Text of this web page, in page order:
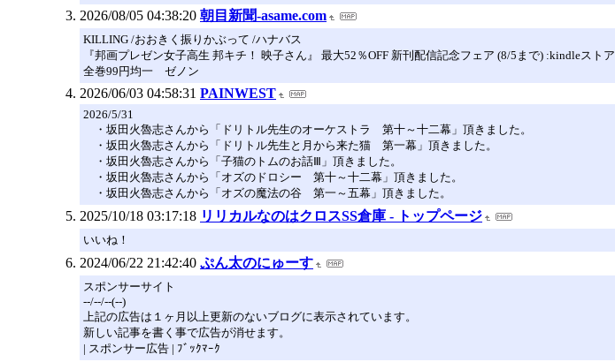
2026/08/05 04:38:20 朝目新聞-asame.com
KILLING /おおきく振りかぶって /ハナバス
『邦画プレゼン女子高生 邦キチ！ 映子さん』 最大52％OFF 新刊配信記念フェア (8/5まで) :kindleストア
全巻99円均一 ゼノン
2026/06/03 04:58:31 PAINWEST
2026/5/31
・坂田火魯志さんから「ドリトル先生のオーケストラ 第十～十二幕」頂きました。
・坂田火魯志さんから「ドリトル先生と月から来た猫 第一幕」頂きました。
・坂田火魯志さんから「子猫のトムのお話Ⅲ」頂きました。
・坂田火魯志さんから「オズのドロシー 第十～十二幕」頂きました。
・坂田火魯志さんから「オズの魔法の谷 第一～五幕」頂きました。
2025/10/18 03:17:18 リリカルなのはクロスSS倉庫 - トップページ
いいね！
2024/06/22 21:42:40 ぷん太のにゅーす
スポンサーサイト
--/--/--(--)
上記の広告は１ヶ月以上更新のないブログに表示されています。
新しい記事を書く事で広告が消せます。
| スポンサー広告 | ﾌﾞｯｸﾏｰｸ